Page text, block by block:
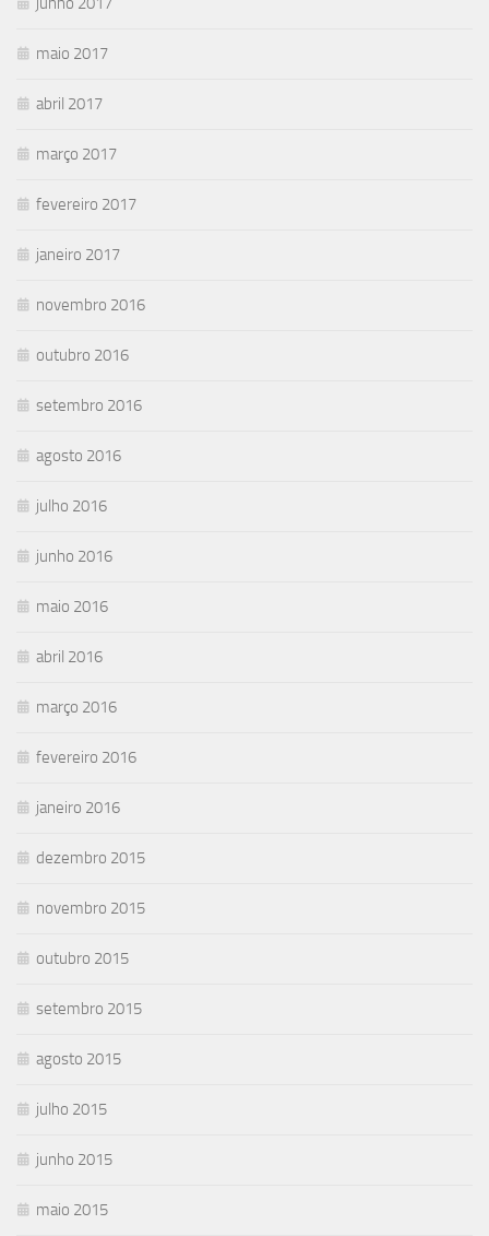
maio 2017
abril 2017
março 2017
fevereiro 2017
janeiro 2017
novembro 2016
outubro 2016
setembro 2016
agosto 2016
julho 2016
junho 2016
maio 2016
abril 2016
março 2016
fevereiro 2016
janeiro 2016
dezembro 2015
novembro 2015
outubro 2015
setembro 2015
agosto 2015
julho 2015
junho 2015
maio 2015